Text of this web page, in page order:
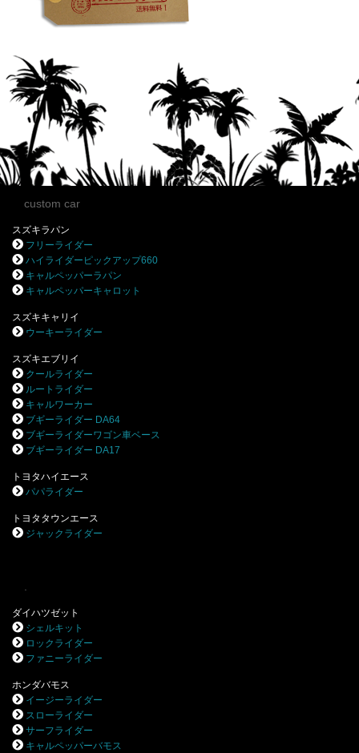
custom car
スズキラパン
フリーライダー
ハイライダーピックアップ660
キャルペッパーラパン
キャルペッパーキャロット
スズキキャリイ
ウーキーライダー
スズキエブリイ
クールライダー
ルートライダー
キャルワーカー
ブギーライダー DA64
ブギーライダーワゴン車ベース
ブギーライダー DA17
トヨタハイエース
パパライダー
トヨタタウンエース
ジャックライダー
ダイハツゼット
シェルキット
ロックライダー
ファニーライダー
ホンダバモス
イージーライダー
スローライダー
サーフライダー
キャルペッパーバモス